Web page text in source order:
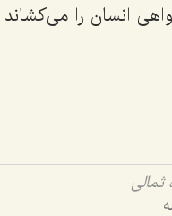
انسان را می‌کشاند
ثمالى